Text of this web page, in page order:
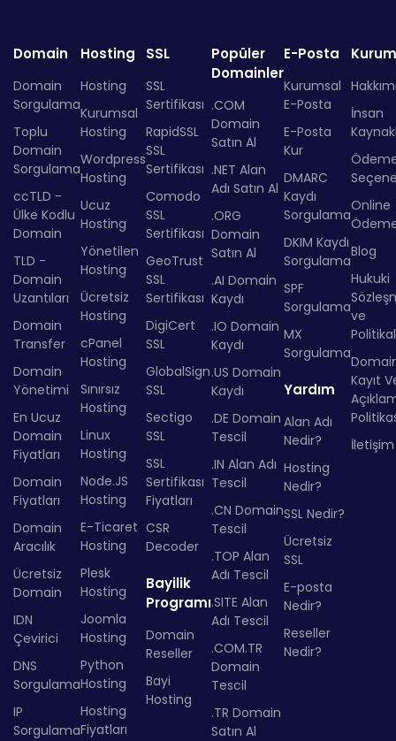
Domain
Domain
Sorgulama
Toplu
Domain
Sorgulama
ccTLD -
Ülke Kodlu
Domain
TLD -
Domain
Uzantıları
Domain
Transfer
Domain
Yönetimi
En Ucuz
Domain
Fiyatları
Domain
Fiyatları
Domain
Aracılık
Ücretsiz
Domain
IDN
Çevirici
DNS
Sorgulama
IP
Sorgulama
Hosting
Hosting
Kurumsal
Hosting
Wordpress
Hosting
Ucuz
Hosting
Yönetilen
Hosting
Ücretsiz
Hosting
cPanel
Hosting
Sınırsız
Hosting
Linux
Hosting
Node.JS
Hosting
E-Ticaret
Hosting
Plesk
Hosting
Joomla
Hosting
Python
Hosting
Hosting
Fiyatları
SSL
SSL
Sertifikası
RapidSSL
SSL
Sertifikası
Comodo
SSL
Sertifikası
GeoTrust
SSL
Sertifikası
DigiCert
SSL
GlobalSign
SSL
Sectigo
SSL
SSL
Sertifikası
Fiyatları
CSR
Decoder
Bayilik
Programı
Domain
Reseller
Bayi
Hosting
Popüler
Domainler
.COM
Domain
Satın Al
.NET Alan
Adı Satın Al
.ORG
Domain
Satın Al
.AI Domain
Kaydı
.IO Domain
Kaydı
.US Domain
Kaydı
.DE Domain
Tescil
.IN Alan Adı
Tescil
.CN Domain
Tescil
.TOP Alan
Adı Tescil
.SITE Alan
Adı Tescil
.COM.TR
Domain
Tescil
.TR Domain
Satın Al
E-Posta
Kurumsal
E-Posta
E-Posta
Kur
DMARC
Kaydı
Sorgulama
DKIM Kaydı
Sorgulama
SPF
Sorgulama
MX
Sorgulama
Yardım
Alan Adı
Nedir?
Hosting
Nedir?
SSL Nedir?
Ücretsiz
SSL
E-posta
Nedir?
Reseller
Nedir?
İnsan
Online
Blog
Hukuki
ve
Kayıt
İletişim